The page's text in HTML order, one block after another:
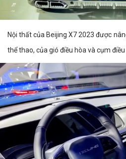
Nội thất của Beijing X7 2023 được
thể thao, của gió điều hòa và cụm